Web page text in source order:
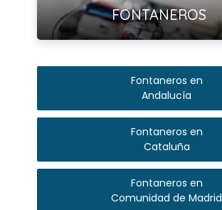
FONTANEROS
Fontaneros en
Andalucía
Fontaneros en
Cataluña
Fontaneros en
Comunidad de Madrid